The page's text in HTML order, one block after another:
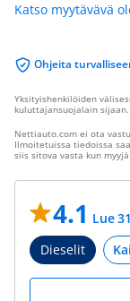
Katso myytävävä
Ohjeita
Yksityishenkilöiden
kuluttajansuojalain sijaan.
Nettiauto.com ei ota
Ilmoitetuissa tiedoissa
siis sitova vasta kun
4.1 Lue
Dieselit